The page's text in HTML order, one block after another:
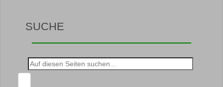
SUCHE
Suche
nach: